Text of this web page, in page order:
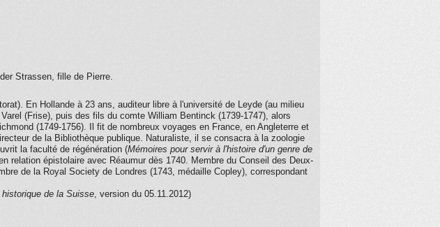
Strassen, fille de Pierre.
En Hollande à 23 ans, auditeur libre à l'université de Leyde (au milieu
(Frise), puis des fils du comte William Bentinck (1739-1747), alors
(1749-1756). Il fit de nombreux voyages en France, en Angleterre et
de la Bibliothèque publique. Naturaliste, il se consacra à la zoologie
la faculté de régénération (Mémoires pour servir à l'histoire d'un genre de
relation épistolaire avec Réaumur dès 1740. Membre du Conseil des Deux-
de la Royal Society de Londres (1743, médaille Copley), correspondant
de la Suisse, version du 05.11.2012)